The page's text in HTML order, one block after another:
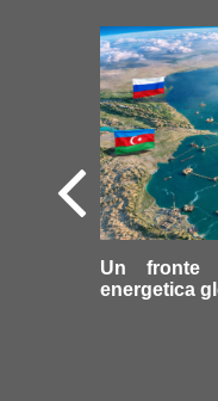
Un fronte
energetica